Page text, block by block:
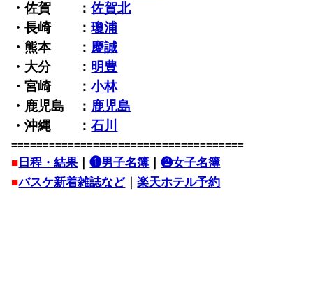
・佐賀 ：佐賀北
・長崎 ：瓊浦
・熊本 ： 慶誠
・大分 ： 明豊
・宮崎 ：小林
・鹿児島 ： 鹿児島
・沖縄 ：石川
=====================================
■ 日程・結果｜❶男子名簿 ｜❷女子名簿
■バスケ新着雑誌など｜楽天ホテル予約